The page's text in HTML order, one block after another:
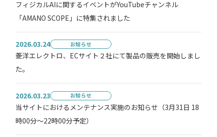
フィジカルAIに関するイベントがYouTubeチャンネル
「AMANO SCOPE」に特集されました
2026.03.24 お知らせ
菱洋エレクトロ、ECサイト２社にて製品の販売を開始しまし
た。
2026.03.23 お知らせ
当サイトにおけるメンテナンス実施のお知らせ（3月31日 18
時00分～22時00分予定）